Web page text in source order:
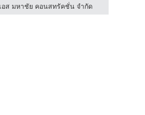
อส มหาชัย คอนสทรัคชั่น จำกัด